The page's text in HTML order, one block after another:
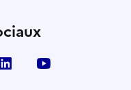
Twitter)
linkedin